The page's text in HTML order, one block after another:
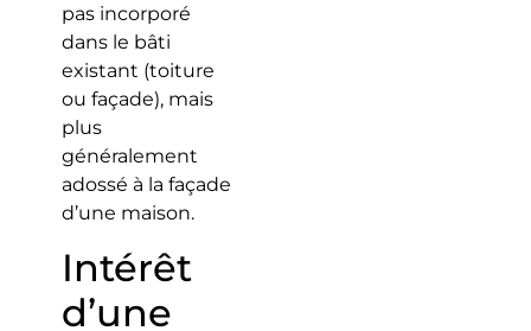
pas incorporé
dans le bâti
existant (toiture
ou façade), mais
plus
généralement
adossé à la façade
d’une maison.
Intérêt
d’une